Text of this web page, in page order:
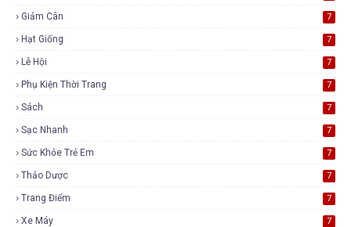
Giảm Cân 7
Hạt Giống 7
Lễ Hội 7
Phụ Kiện Thời Trang 7
Sách 7
Sạc Nhanh 7
Sức Khỏe Trẻ Em 7
Thảo Dược 7
Trang Điểm 7
Xe Máy 7